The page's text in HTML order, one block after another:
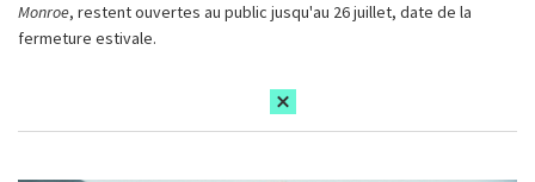
Monroe, restent ouvertes au public jusqu'au 26 juillet, date de la
fermeture estivale.